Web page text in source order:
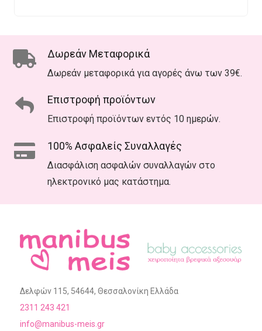
Δωρεάν Μεταφορικά
Δωρεάν μεταφορικά για αγορές άνω των 39€.
Επιστροφή προϊόντων
Επιστροφή προϊόντων εντός 10 ημερών.
100% Ασφαλείς Συναλλαγές
Διασφάλιση ασφαλών συναλλαγών στο
ηλεκτρονικό μας κατάστημα.
Δελφών 115, 54644, Θεσσαλονίκη Ελλάδα
2311 243 421
info@manibus-meis.gr